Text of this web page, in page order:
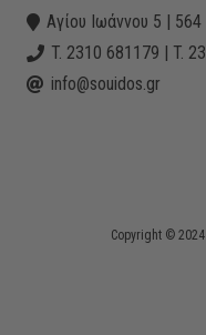
Αγίου Ιωάννου 5 |
T. 2310 681179 | T.
info@souidos.gr
Copyright ©